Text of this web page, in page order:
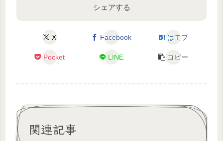
シェアする
X Facebook はてブ
Pocket LINE コピー
関連記事